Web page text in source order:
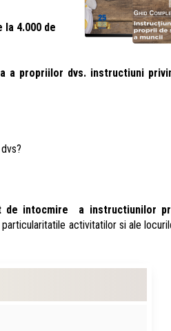
la 4.000 de
a propriilor dvs. instructiuni
de intocmire a instructiunilor
activitatilor si ale